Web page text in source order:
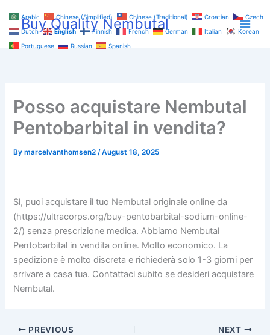
content
Buy Quality Nembutal
Posso acquistare Nembutal
Pentobarbital in vendita?
Bymarcelvanthomsen2/August 18, 2025
Sì, puoi acquistare il tuo Nembutal originale online da
(https://ultracorps.org/buy-pentobarbital-sodium-online-
2/) senza prescrizione medica. Abbiamo Nembutal
Pentobarbital in vendita online. Molto economico. La
spedizione è molto discreta e richiederà solo 1-3 giorni per
arrivare a casa tua. Contattaci subito se desideri acquistare
Nembutal.
PREVIOUS NEXT
Arabic Chinese (Simplified) Chinese (Traditional) Croatian
Czech
Dutch
English Finnish French German Italian
Korean
Portuguese
Russian Spanish